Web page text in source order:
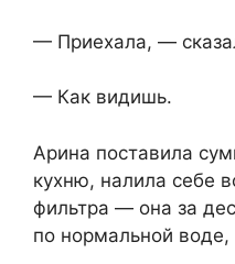
— Приехала, —
— Как видишь.
Арина поставила
кухню, налила себе
фильтра — она за
по нормальной воде,